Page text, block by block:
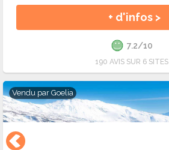
+ d'infos >
7.2/10
190 AVIS SUR 6 SITES
Vendu par Goelia